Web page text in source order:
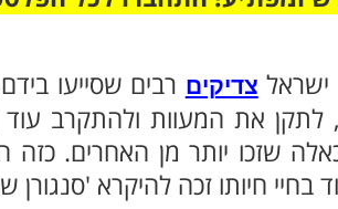
ישראל צדיקים רבים שסייעו
את המעוות ולהתקרב עוד
שזכו יותר מן האחרים.
בחיי חיותו זכה להיקרא